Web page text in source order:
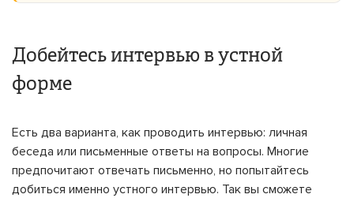
Добейтесь интервью в устной
форме
Есть два варианта, как проводить интервью: личная
беседа или письменные ответы на вопросы. Многие
предпочитают отвечать письменно, но попытайтесь
добиться именно устного интервью. Так вы сможете